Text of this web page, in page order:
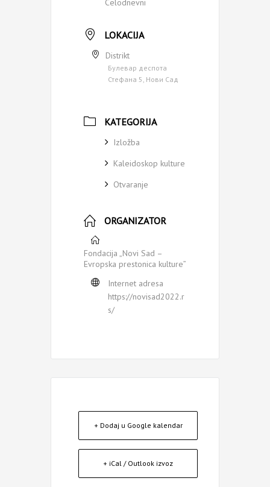
Celodnevni
LOKACIJA
Distrikt
Булевар деспота
Стефана 5, Нови Сад
KATEGORIJA
Izložba
Kaleidoskop kulture
Otvaranje
ORGANIZATOR
Fondacija „Novi Sad –
Evropska prestonica kulture”
Internet adresa
https://novisad2022.r
s/
+ Dodaj u Google kalendar
+ iCal / Outlook izvoz